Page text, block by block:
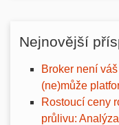
Nejnovější
Broker není
(ne)může
Rostoucí ceny
průlivu: